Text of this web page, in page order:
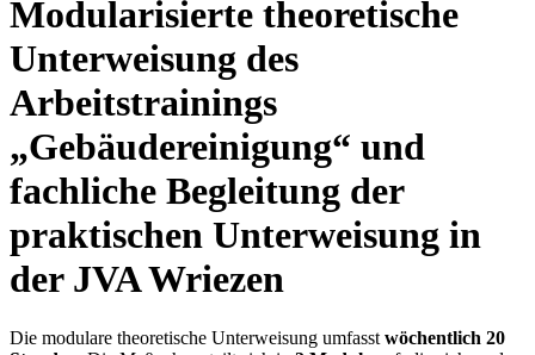
Modularisierte theoretische
Unterweisung des
Arbeitstrainings
„Gebäudereinigung“ und
fachliche Begleitung der
praktischen Unterweisung in
der JVA Wriezen
Die modulare theoretische Unterweisung umfasst wöchentlich 20